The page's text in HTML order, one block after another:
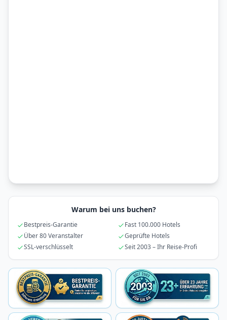
Warum bei uns buchen?
Bestpreis-Garantie
Fast 100.000 Hotels
Über 80 Veranstalter
Geprüfte Hotels
SSL-verschlüsselt
Seit 2003 – Ihr Reise-Profi